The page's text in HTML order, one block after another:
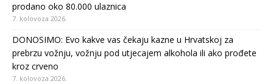
prodano oko 80.000 ulaznica
7. kolovoza 2026.
DONOSIMO: Evo kakve vas čekaju kazne u Hrvatskoj za
prebrzu vožnju, vožnju pod utjecajem alkohola ili ako prođete
kroz crveno
7. kolovoza 2026.